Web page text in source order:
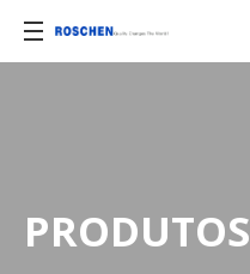
PRODUTOS